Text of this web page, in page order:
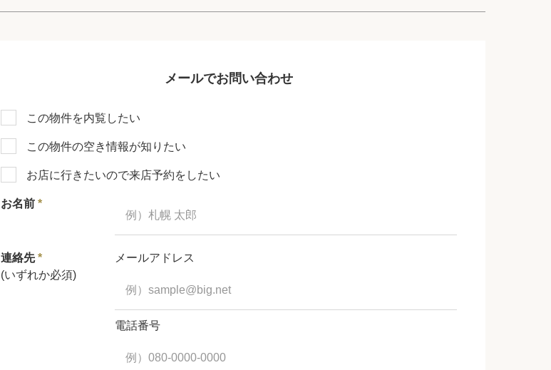
メールでお問い合わせ
この物件を内覧したい
この物件の空き情報が知りたい
お店に行きたいので来店予約をしたい
お名前 *
連絡先*
(いずれか必須)
メールアドレス
電話番号